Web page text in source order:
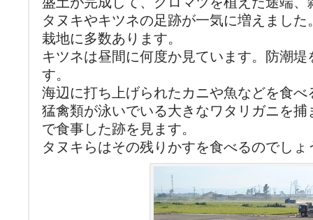
タヌキやキツネの足跡が一気に増えまし
栽地に多数あります。
キツネは昼間に何度か見ています。防潮
す。
海辺に打ち上げられたカニや魚などを食べ
猛禽類が泳いでいる大きなワタリガニを
で食事した跡を見ます。
タヌキらはその残りかすを食べるのでしょ